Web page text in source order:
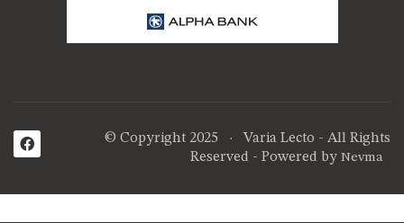
© Copyright 2025 · Varia Lecto - All Rights
Reserved - Powered by Nevma